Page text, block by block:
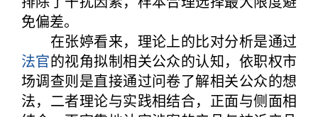
免偏差。
在张婷看来，理论上的比对分析是通过
法官的视角拟制相关公众的认知，依职权市
场调查则是直接通过问卷了解相关公众的想
法，二者理论与实践相结合，正面与侧面相